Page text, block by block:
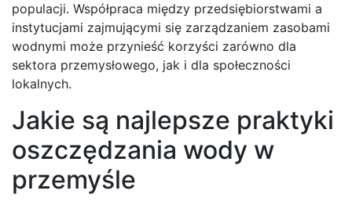
populacji. Współpraca między przedsiębiorstwami a
instytucjami zajmującymi się zarządzaniem zasobami
wodnymi może przynieść korzyści zarówno dla
sektora przemysłowego, jak i dla społeczności
lokalnych.
Jakie są najlepsze praktyki
oszczędzania wody w
przemyśle